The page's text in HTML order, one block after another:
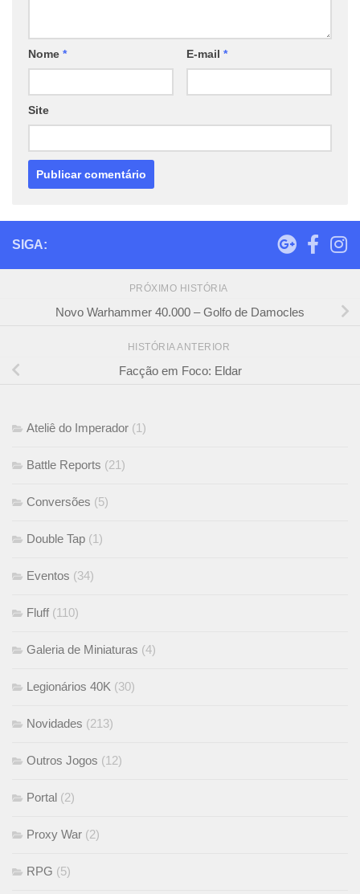
Nome * E-mail *
Site
SIGA:
PRÓXIMO HISTÓRIA
Novo Warhammer 40.000 – Golfo de Damocles
HISTÓRIA ANTERIOR
Facção em Foco: Eldar
Ateliê do Imperador (1)
Battle Reports (21)
Conversões (5)
Double Tap (1)
Eventos (34)
Fluff (110)
Galeria de Miniaturas (4)
Legionários 40K (30)
Novidades (213)
Outros Jogos (12)
Portal (2)
Proxy War (2)
RPG (5)